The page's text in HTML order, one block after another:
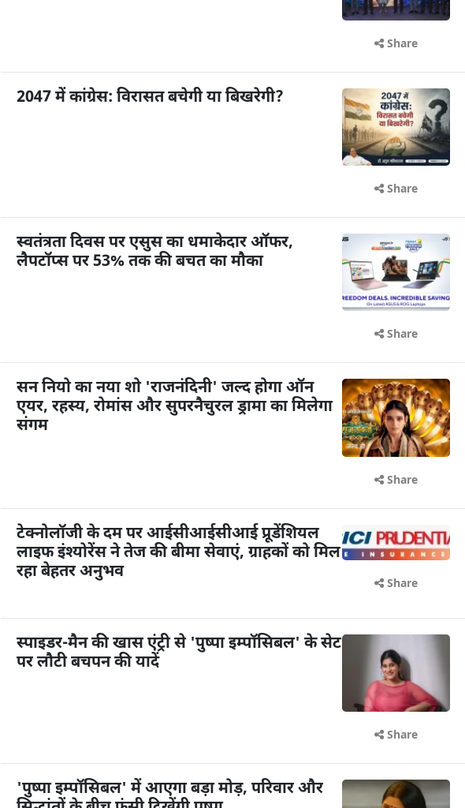
Share
2047 में कांग्रेस: विरासत बचेगी या बिखरेगी?
Share
स्वतंत्रता दिवस पर एसुस का धमाकेदार ऑफर,
लैपटॉप्स पर 53% तक की बचत का मौका
Share
सन नियो का नया शो 'राजनंदिनी' जल्द होगा ऑन
एयर, रहस्य, रोमांस और सुपरनैचुरल ड्रामा का मिलेगा
संगम
Share
टेक्नोलॉजी के दम पर आईसीआईसीआई प्रूडेंशियल
लाइफ इंश्योरेंस ने तेज की बीमा सेवाएं, ग्राहकों को मिल
रहा बेहतर अनुभव
Share
स्पाइडर-मैन की खास एंट्री से 'पुष्पा इम्पॉसिबल' के सेट
पर लौटी बचपन की यादें
Share
'पुष्पा इम्पॉसिबल' में आएगा बड़ा मोड़, परिवार और